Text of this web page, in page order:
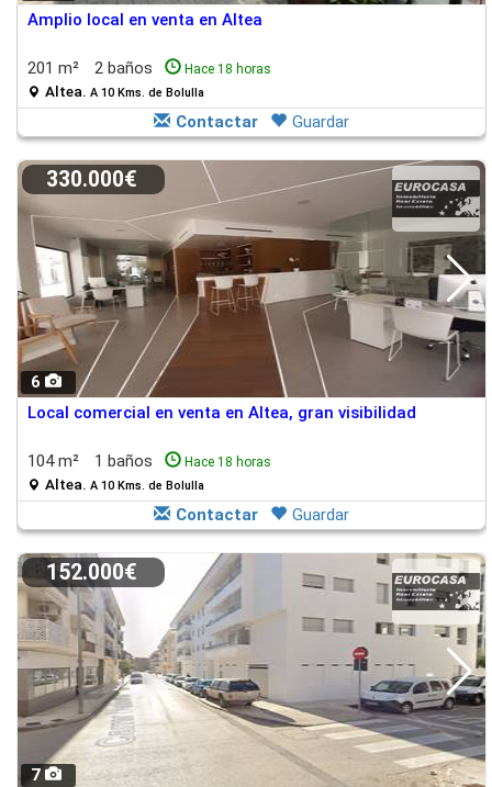
Amplio local en venta en Altea
201 m² 2 baños Hace 18 horas
Altea. A 10 Kms. de Bolulla
Contactar Guardar
6
330.000€
Local comercial en venta en Altea, gran visibilidad
104 m² 1 baños Hace 18 horas
Altea. A 10 Kms. de Bolulla
Contactar Guardar
7
152.000€